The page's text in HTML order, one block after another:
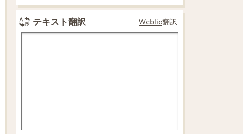
テキスト翻訳 Weblio翻訳